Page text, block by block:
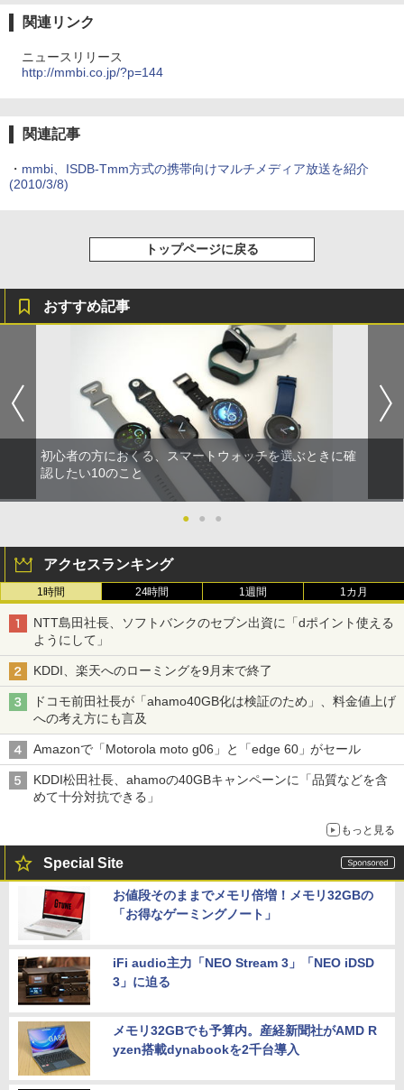
関連リンク
ニュースリリース
http://mmbi.co.jp/?p=144
関連記事
・ mmbi、ISDB-Tmm方式の携帯向けマルチメディア放送を紹介
(2010/3/8)
トップページに戻る
おすすめ記事
初心者の方におくる、スマートウォッチを選ぶときに確
認したい10のこと
● ● ●
アクセスランキング
1時間 24時間 1週間 1カ月
NTT島田社長、ソフトバンクのセブン出資に「dポイント使える
ようにして」
KDDI、楽天へのローミングを9月末で終了
ドコモ前田社長が「ahamo40GB化は検証のため」、料金値上げ
への考え方にも言及
Amazonで「Motorola moto g06」と「edge 60」がセール
KDDI松田社長、ahamoの40GBキャンペーンに「品質などを含
めて十分対抗できる」
もっと見る
Special Site
お値段そのままでメモリ倍増！メモリ32GBの
「お得なゲーミングノート」
iFi audio主力「NEO Stream 3」「NEO iDSD
3」に迫る
メモリ32GBでも予算内。産経新聞社がAMD R
yzen搭載dynabookを2千台導入